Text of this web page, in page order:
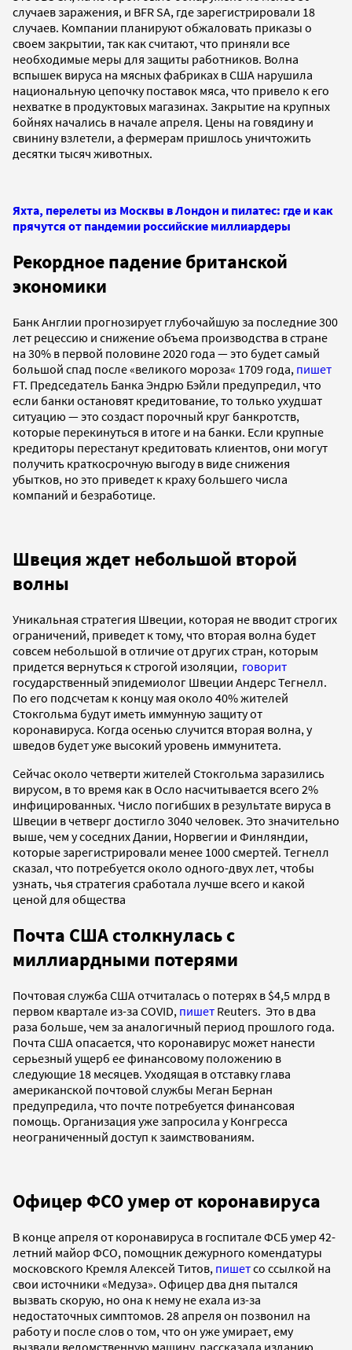
случаев заражения, и BFR SA, где зарегистрировали 18
случаев. Компании планируют обжаловать приказы о
своем закрытии, так как считают, что приняли все
необходимые меры для защиты работников. Волна
вспышек вируса на мясных фабриках в США нарушила
национальную цепочку поставок мяса, что привело к его
нехватке в продуктовых магазинах. Закрытие на крупных
бойнях начались в начале апреля. Цены на говядину и
свинину взлетели, а фермерам пришлось уничтожить
десятки тысяч животных.
Яхта, перелеты из Москвы в Лондон и пилатес: где и как
прячутся от пандемии российские миллиардеры
Рекордное падение британской
экономики
Банк Англии прогнозирует глубочайшую за последние 300
лет рецессию и снижение объема производства в стране
на 30% в первой половине 2020 года — это будет самый
большой спад после «великого мороза« 1709 года, пишет
FT. Председатель Банка Эндрю Бэйли предупредил, что
если банки остановят кредитование, то только ухудшат
ситуацию — это создаст порочный круг банкротств,
которые перекинуться в итоге и на банки. Если крупные
кредиторы перестанут кредитовать клиентов, они могут
получить краткосрочную выгоду в виде снижения
убытков, но это приведет к краху большего числа
компаний и безработице.
Швеция ждет небольшой второй
волны
Уникальная стратегия Швеции, которая не вводит строгих
ограничений, приведет к тому, что вторая волна будет
совсем небольшой в отличие от других стран, которым
придется вернуться к строгой изоляции, говорит
государственный эпидемиолог Швеции Андерс Тегнелл.
По его подсчетам к концу мая около 40% жителей
Стокгольма будут иметь иммунную защиту от
коронавируса. Когда осенью случится вторая волна, у
шведов будет уже высокий уровень иммунитета.
Сейчас около четверти жителей Стокгольма заразились
вирусом, в то время как в Осло насчитывается всего 2%
инфицированных. Число погибших в результате вируса в
Швеции в четверг достигло 3040 человек. Это значительно
выше, чем у соседних Дании, Норвегии и Финляндии,
которые зарегистрировали менее 1000 смертей. Тегнелл
сказал, что потребуется около одного-двух лет, чтобы
узнать, чья стратегия сработала лучше всего и какой
ценой для общества
Почта США столкнулась с
миллиардными потерями
Почтовая служба США отчиталась о потерях в $4,5 млрд в
первом квартале из-за COVID, пишет Reuters. Это в два
раза больше, чем за аналогичный период прошлого года.
Почта США опасается, что коронавирус может нанести
серьезный ущерб ее финансовому положению в
следующие 18 месяцев. Уходящая в отставку глава
американской почтовой службы Меган Бернан
предупредила, что почте потребуется финансовая
помощь. Организация уже запросила у Конгресса
неограниченный доступ к заимствованиям.
Офицер ФСО умер от коронавируса
В конце апреля от коронавируса в госпитале ФСБ умер 42-
летний майор ФСО, помощник дежурного комендатуры
московского Кремля Алексей Титов, пишетсо ссылкой на
свои источники «Медуза». Офицер два дня пытался
вызвать скорую, но она к нему не ехала из-за
недостаточных симптомов. 28 апреля он позвонил на
работу и после слов о том, что он уже умирает, ему
вызвали ведомственную машину, рассказала изданию